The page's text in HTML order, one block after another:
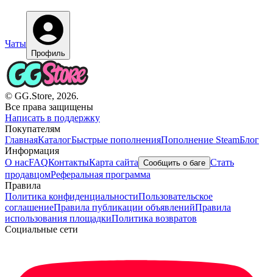
Чаты
Профиль
© GG.Store, 2026.
Все права защищены
Написать в поддержку
Покупателям
ГлавнаяКаталогБыстрые пополненияПополнение SteamБлог
Информация
О насFAQКонтактыКарта сайта Сообщить о баге Стать
продавцомРеферальная программа
Правила
Политика конфиденциальностиПользовательское
соглашениеПравила публикации объявленийПравила
использования площадкиПолитика возвратов
Социальные сети